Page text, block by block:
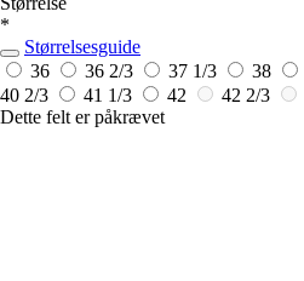
*
Størrelsesguide
36
36 2/3 37 1/3 38
40 2/3
41 1/3 42 42 2/3
Dette felt er påkrævet